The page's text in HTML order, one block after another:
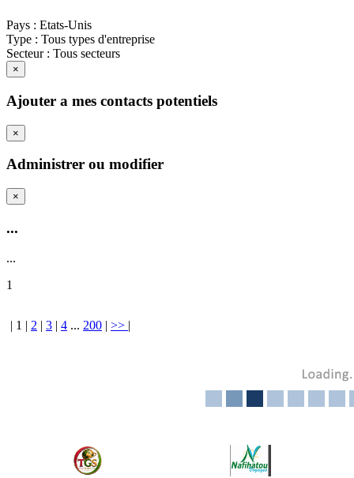
Pays : Etats-Unis
Type : Tous types d'entreprise
Secteur : Tous secteurs
×
Ajouter a mes contacts potentiels
×
Administrer ou modifier
×
...
...
1
1 2 3 4 ... 200 >>